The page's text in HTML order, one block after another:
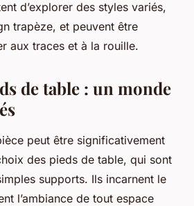
d’explorer des styles variés,
trapèze, et peuvent être
aux traces et à la rouille.
de table : un monde
peut être significativement
des pieds de table, qui sont
supports. Ils incarnent le
l’ambiance de tout espace